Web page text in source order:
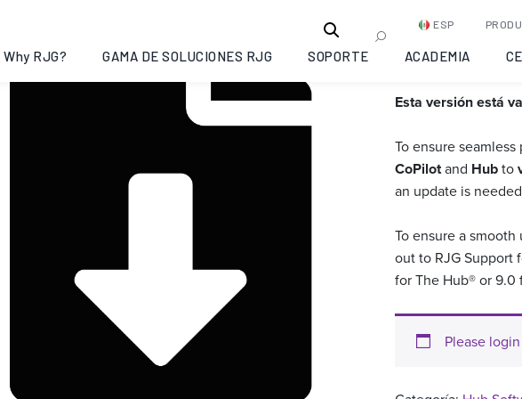
ESP
Why RJG? GAMA DE SOLUCIONES RJG SOPORTE ACADEMIA
Hub
Esta versión está
To ensure
CoPilotand Hubto
an update is
To ensure a
out to RJG Support
for The Hub® or 9.0
Please